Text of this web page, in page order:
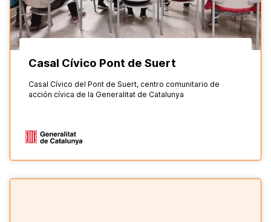
Casal Cívico Pont de Suert
Casal Cívico del Pont de Suert, centro comunitario de
acción cívica de la Generalitat de Catalunya